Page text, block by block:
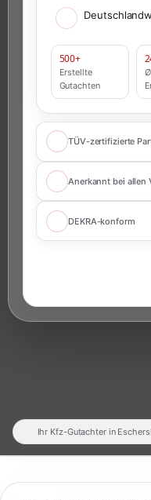
500+
Erstellte
Gutachten
Ø
TÜV-zertifizierte
Anerkannt bei allen
DEKRA-konform
Ihr Kfz-Gutachter in